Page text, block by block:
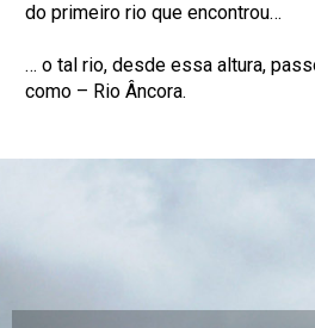
do primeiro rio que encontrou…
… o tal rio, desde essa altura,
como – Rio Âncora.